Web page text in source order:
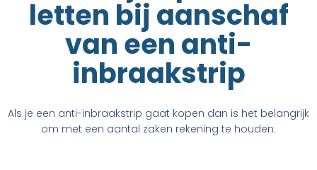
letten bij aanschaf
van een anti-
inbraakstrip
Als je een anti-inbraakstrip gaat kopen dan is het belangrijk
om met een aantal zaken rekening te houden.